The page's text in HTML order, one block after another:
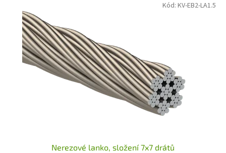
Nerezové lanko, složení 7x7 drátů
Kód: KV-EB2-LA1.5